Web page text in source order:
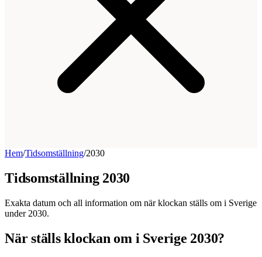
Hem/Tidsomställning/2030
Tidsomställning 2030
Exakta datum och all information om när klockan ställs om i Sverige
under 2030.
När ställs klockan om i Sverige 2030?